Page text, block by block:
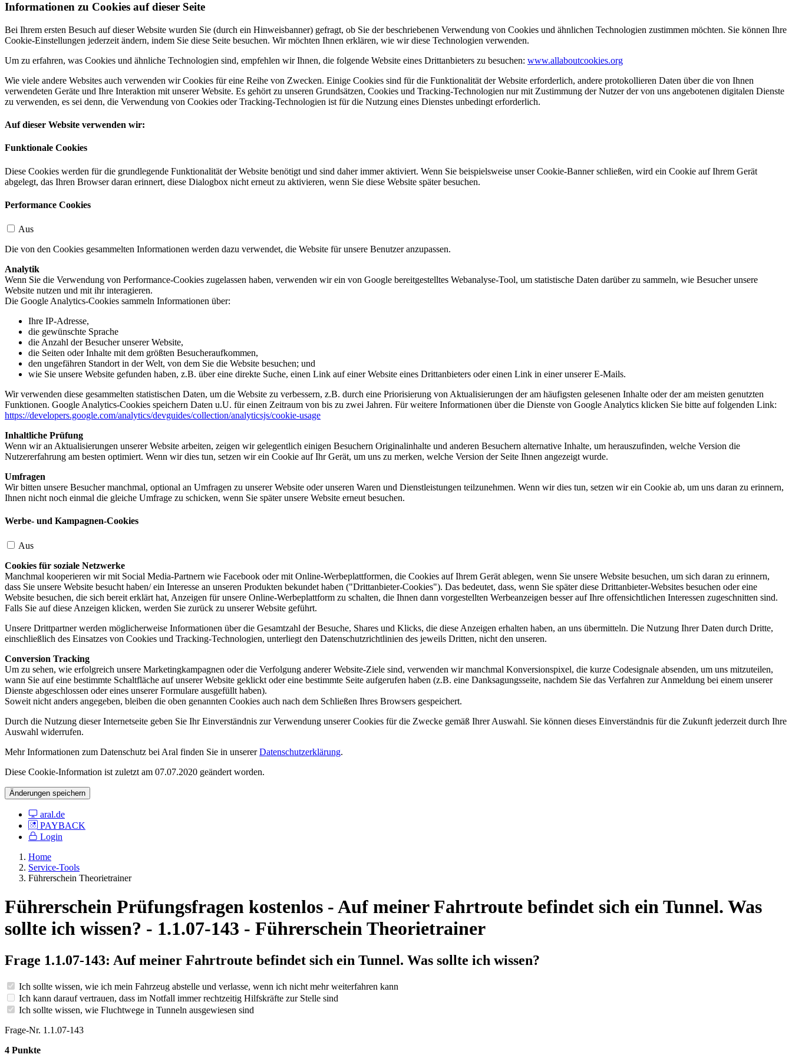
Informationen zu Cookies auf dieser Seite
Bei Ihrem ersten Besuch auf dieser Website wurden Sie (durch ein Hinweisbanner) gefragt, ob Sie der beschriebenen Verwendung von Cookies und ähnlichen Technologien zustimmen möchten. Sie können Ihre
Cookie-Einstellungen jederzeit ändern, indem Sie diese Seite besuchen. Wir möchten Ihnen erklären, wie wir diese Technologien verwenden.
Um zu erfahren, was Cookies und ähnliche Technologien sind, empfehlen wir Ihnen, die folgende Website eines Drittanbieters zu besuchen: www.allaboutcookies.org
Wie viele andere Websites auch verwenden wir Cookies für eine Reihe von Zwecken. Einige Cookies sind für die Funktionalität der Website erforderlich, andere protokollieren Daten über die von Ihnen
verwendeten Geräte und Ihre Interaktion mit unserer Website. Es gehört zu unseren Grundsätzen, Cookies und Tracking-Technologien nur mit Zustimmung der Nutzer der von uns angebotenen digitalen Dienste
zu verwenden, es sei denn, die Verwendung von Cookies oder Tracking-Technologien ist für die Nutzung eines Dienstes unbedingt erforderlich.
Auf dieser Website verwenden wir:
Funktionale Cookies
Diese Cookies werden für die grundlegende Funktionalität der Website benötigt und sind daher immer aktiviert. Wenn Sie beispielsweise unser Cookie-Banner schließen, wird ein Cookie auf Ihrem Gerät
abgelegt, das Ihren Browser daran erinnert, diese Dialogbox nicht erneut zu aktivieren, wenn Sie diese Website später besuchen.
Performance Cookies
Aus
Die von den Cookies gesammelten Informationen werden dazu verwendet, die Website für unsere Benutzer anzupassen.
Analytik
Wenn Sie die Verwendung von Performance-Cookies zugelassen haben, verwenden wir ein von Google bereitgestelltes Webanalyse-Tool, um statistische Daten darüber zu sammeln, wie Besucher unsere
Website nutzen und mit ihr interagieren.
Die Google Analytics-Cookies sammeln Informationen über:
Ihre IP-Adresse,
die gewünschte Sprache
die Anzahl der Besucher unserer Website,
die Seiten oder Inhalte mit dem größten Besucheraufkommen,
den ungefähren Standort in der Welt, von dem Sie die Website besuchen; und
wie Sie unsere Website gefunden haben, z.B. über eine direkte Suche, einen Link auf einer Website eines Drittanbieters oder einen Link in einer unserer E-Mails.
Wir verwenden diese gesammelten statistischen Daten, um die Website zu verbessern, z.B. durch eine Priorisierung von Aktualisierungen der am häufigsten gelesenen Inhalte oder der am meisten genutzten
Funktionen. Google Analytics-Cookies speichern Daten u.U. für einen Zeitraum von bis zu zwei Jahren. Für weitere Informationen über die Dienste von Google Analytics klicken Sie bitte auf folgenden Link:
https://developers.google.com/analytics/devguides/collection/analyticsjs/cookie-usage
Inhaltliche Prüfung
Wenn wir an Aktualisierungen unserer Website arbeiten, zeigen wir gelegentlich einigen Besuchern Originalinhalte und anderen Besuchern alternative Inhalte, um herauszufinden, welche Version die
Nutzererfahrung am besten optimiert. Wenn wir dies tun, setzen wir ein Cookie auf Ihr Gerät, um uns zu merken, welche Version der Seite Ihnen angezeigt wurde.
Umfragen
Wir bitten unsere Besucher manchmal, optional an Umfragen zu unserer Website oder unseren Waren und Dienstleistungen teilzunehmen. Wenn wir dies tun, setzen wir ein Cookie ab, um uns daran zu erinnern,
Ihnen nicht noch einmal die gleiche Umfrage zu schicken, wenn Sie später unsere Website erneut besuchen.
Werbe- und Kampagnen-Cookies
Aus
Cookies für soziale Netzwerke
Manchmal kooperieren wir mit Social Media-Partnern wie Facebook oder mit Online-Werbeplattformen, die Cookies auf Ihrem Gerät ablegen, wenn Sie unsere Website besuchen, um sich daran zu erinnern,
dass Sie unsere Website besucht haben/ ein Interesse an unseren Produkten bekundet haben ("Drittanbieter-Cookies"). Das bedeutet, dass, wenn Sie später diese Drittanbieter-Websites besuchen oder eine
Website besuchen, die sich bereit erklärt hat, Anzeigen für unsere Online-Werbeplattform zu schalten, die Ihnen dann vorgestellten Werbeanzeigen besser auf Ihre offensichtlichen Interessen zugeschnitten sind.
Falls Sie auf diese Anzeigen klicken, werden Sie zurück zu unserer Website geführt.
Unsere Drittpartner werden möglicherweise Informationen über die Gesamtzahl der Besuche, Shares und Klicks, die diese Anzeigen erhalten haben, an uns übermitteln. Die Nutzung Ihrer Daten durch Dritte,
einschließlich des Einsatzes von Cookies und Tracking-Technologien, unterliegt den Datenschutzrichtlinien des jeweils Dritten, nicht den unseren.
Conversion Tracking
Um zu sehen, wie erfolgreich unsere Marketingkampagnen oder die Verfolgung anderer Website-Ziele sind, verwenden wir manchmal Konversionspixel, die kurze Codesignale absenden, um uns mitzuteilen,
wann Sie auf eine bestimmte Schaltfläche auf unserer Website geklickt oder eine bestimmte Seite aufgerufen haben (z.B. eine Danksagungsseite, nachdem Sie das Verfahren zur Anmeldung bei einem unserer
Dienste abgeschlossen oder eines unserer Formulare ausgefüllt haben).
Soweit nicht anders angegeben, bleiben die oben genannten Cookies auch nach dem Schließen Ihres Browsers gespeichert.
Durch die Nutzung dieser Internetseite geben Sie Ihr Einverständnis zur Verwendung unserer Cookies für die Zwecke gemäß Ihrer Auswahl. Sie können dieses Einverständnis für die Zukunft jederzeit durch Ihre
Auswahl widerrufen.
Mehr Informationen zum Datenschutz bei Aral finden Sie in unsererDatenschutzerklärung.
Diese Cookie-Information ist zuletzt am 07.07.2020 geändert worden.
Änderungen speichern
aral.de
PAYBACK
Login
Home
Service-Tools
Führerschein Theorietrainer
Führerschein Prüfungsfragen kostenlos - Auf meiner Fahrtroute befindet sich ein Tunnel. Was
sollte ich wissen? - 1.1.07-143 - Führerschein Theorietrainer
Frage 1.1.07-143: Auf meiner Fahrtroute befindet sich ein Tunnel. Was sollte ich wissen?
Ich sollte wissen, wie ich mein Fahrzeug abstelle und verlasse, wenn ich nicht mehr weiterfahren kann
Ich kann darauf vertrauen, dass im Notfall immer rechtzeitig Hilfskräfte zur Stelle sind
Ich sollte wissen, wie Fluchtwege in Tunneln ausgewiesen sind
Frage-Nr. 1.1.07-143
4 Punkte